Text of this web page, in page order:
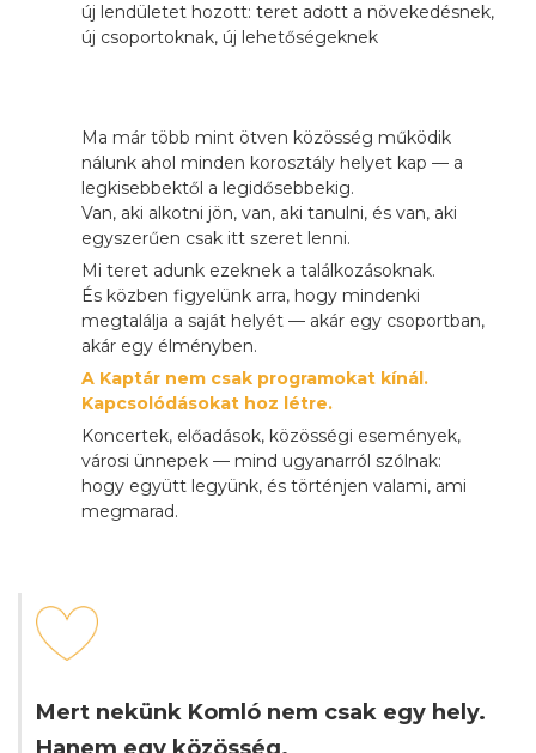
új lendületet hozott: teret adott a növekedésnek,
új csoportoknak, új lehetőségeknek
Ma már több mint ötven közösség működik
nálunk ahol minden korosztály helyet kap — a
legkisebbektől a legidősebbekig.
Van, aki alkotni jön, van, aki tanulni, és van, aki
egyszerűen csak itt szeret lenni.
Mi teret adunk ezeknek a találkozásoknak.
És közben figyelünk arra, hogy mindenki
megtalálja a saját helyét — akár egy csoportban,
akár egy élményben.
A Kaptár nem csak programokat kínál.
Kapcsolódásokat hoz létre.
Koncertek, előadások, közösségi események,
városi ünnepek — mind ugyanarról szólnak:
hogy együtt legyünk, és történjen valami, ami
megmarad.
Mert nekünk Komló nem csak egy hely.